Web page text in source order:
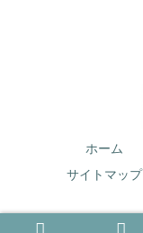
ホーム
サイトマップ